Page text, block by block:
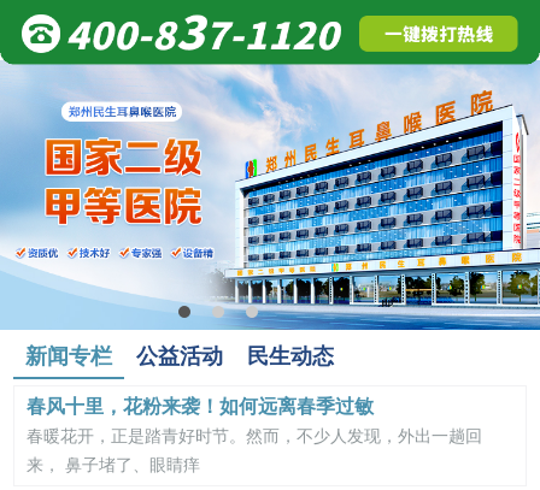
新闻专栏 公益活动 民生动态
春风十里，花粉来袭！如何远离春季过敏
春暖花开，正是踏青好时节。然而，不少人发现，外出一趟回
来， 鼻子堵了、眼睛痒